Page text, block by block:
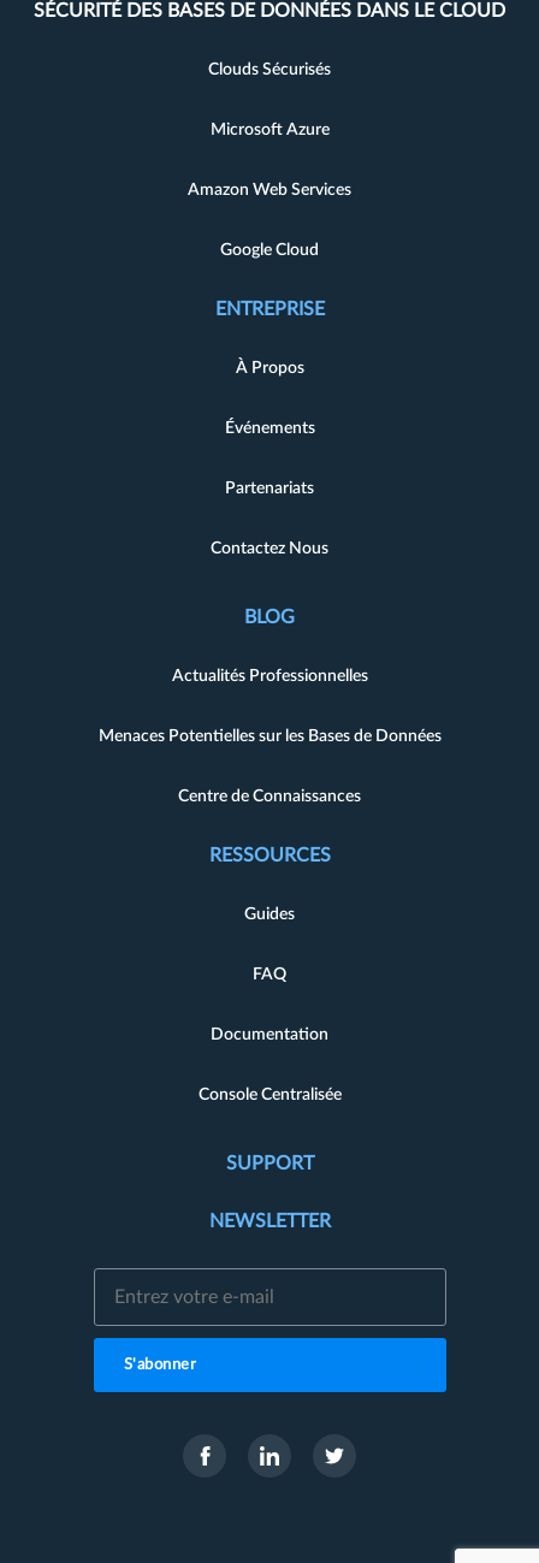
SÉCURITÉ DES BASES DE DONNÉES DANS LE CLOUD
Clouds Sécurisés
Microsoft Azure
Amazon Web Services
Google Cloud
ENTREPRISE
À Propos
Événements
Partenariats
Contactez Nous
BLOG
Actualités Professionnelles
Menaces Potentielles sur les Bases de Données
Centre de Connaissances
RESSOURCES
Guides
FAQ
Documentation
Console Centralisée
SUPPORT
NEWSLETTER
S'abonner